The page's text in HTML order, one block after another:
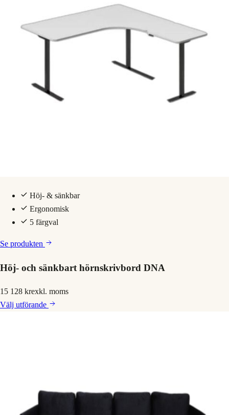
Höj- & sänkbar
Ergonomisk
5 färgval
Se produkten
Höj- och sänkbart hörnskrivbord DNA
15 128 krexkl. moms
Välj utförande